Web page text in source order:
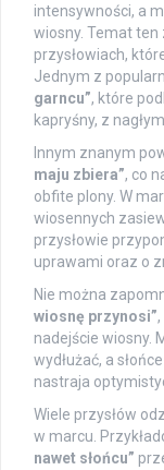
intensywności, a
wiosny. Temat ten
przysłowiach,
Jednym z
garncu”, które
kapryśny, z
Innym znanym
maju zbiera”, co
obfite plony. W
wiosennych
przysłowie
uprawami oraz o
Nie można
wiosnę przynosi”
nadejście wiosny.
wydłużać, a
nastraja
Wiele przysłów
w marcu.
nawet słońcu”